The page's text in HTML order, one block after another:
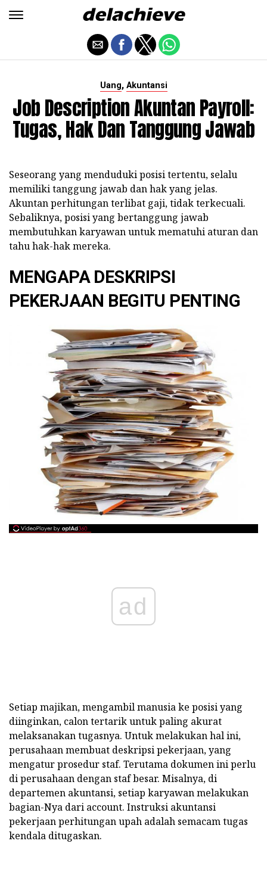
Uang, Akuntansi
Job Description Akuntan Payroll:
Tugas, Hak Dan Tanggung Jawab
Seseorang yang menduduki posisi tertentu, selalu
memiliki tanggung jawab dan hak yang jelas.
Akuntan perhitungan terlibat gaji, tidak terkecuali.
Sebaliknya, posisi yang bertanggung jawab
membutuhkan karyawan untuk mematuhi aturan dan
tahu hak-hak mereka.
MENGAPA DESKRIPSI
PEKERJAAN BEGITU PENTING
ad
Setiap majikan, mengambil manusia ke posisi yang
diinginkan, calon tertarik untuk paling akurat
melaksanakan tugasnya. Untuk melakukan hal ini,
perusahaan membuat deskripsi pekerjaan, yang
mengatur prosedur staf. Terutama dokumen ini perlu
di perusahaan dengan staf besar. Misalnya, di
departemen akuntansi, setiap karyawan melakukan
bagian-Nya dari account. Instruksi akuntansi
pekerjaan perhitungan upah adalah semacam tugas
kendala ditugaskan.